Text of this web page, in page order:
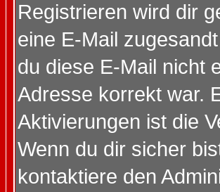
Registrieren wird dir
eine E-Mail
du diese E-Mail nicht
Adresse korrekt war.
Aktivierungen ist die
Wenn du dir sicher
kontaktiere den